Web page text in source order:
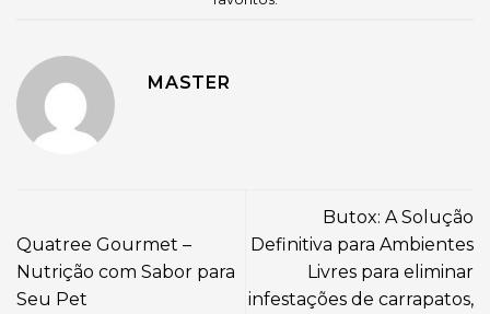
MASTER
Quatree Gourmet –
Nutrição com Sabor para
Seu Pet
Butox: A Solução
Definitiva para Ambientes
Livres para eliminar
infestações de carrapatos,